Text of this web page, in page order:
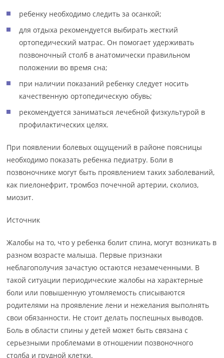
ребенку необходимо следить за осанкой;
для отдыха рекомендуется выбирать жесткий
ортопедический матрас. Он помогает удерживать
позвоночный столб в анатомически правильном
положении во время сна;
при наличии показаний ребенку следует носить
качественную ортопедическую обувь;
рекомендуется заниматься лечебной физкультурой в
профилактических целях.
При появлении болевых ощущений в районе поясницы
необходимо показать ребенка педиатру. Боли в
позвоночнике могут быть проявлением таких заболеваний,
как пиелонефрит, тромбоз почечной артерии, сколиоз,
миозит.
Источник
Жалобы на то, что у ребенка болит спина, могут возникать в
разном возрасте малыша. Первые признаки
неблагополучия зачастую остаются незамеченными. В
такой ситуации периодические жалобы на характерные
боли или повышенную утомляемость списываются
родителями на проявление лени и нежелания выполнять
свои обязанности. Не стоит делать поспешных выводов.
Боль в области спины у детей может быть связана с
серьезными проблемами в отношении позвоночного
столба и грудной клетки.